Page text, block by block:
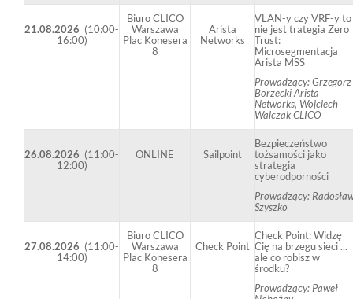
21.08.2026 (10:00-
16:00)
Biuro CLICO
Warszawa
Plac Konesera
8
Arista
Networks
VLAN-y czy VRF-y to
nie jest trategia Zero
Trust:
Microsegmentacja
Arista MSS
Prowadzący: Grzegorz
Borzęcki Arista
Networks, Wojciech
Walczak CLICO
26.08.2026 (11:00-
12:00)
ONLINE Sailpoint
Bezpieczeństwo
tożsamości jako
strategia
cyberodporności
Prowadzący:
Szyszko
27.08.2026 (11:00-
14:00)
Biuro CLICO
Warszawa
Plac Konesera
8
Check Point
Check Point: Widzę
Cię na brzegu sieci ...
ale co robisz w
środku?
Prowadzący: Paweł